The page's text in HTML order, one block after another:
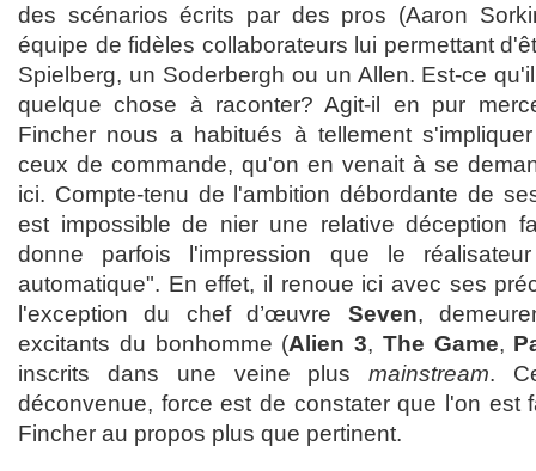
des scénarios écrits par des pros (Aaron
équipe de fidèles collaborateurs lui permettant
Spielberg, un Soderbergh ou un Allen. Est-ce
quelque chose à raconter? Agit-il en pur
Fincher nous a habitués à tellement
ceux de commande, qu'on en venait à se
ici. Compte-tenu de l'ambition débordante de
est impossible de nier une relative déception
donne parfois l'impression que le
automatique". En effet, il renoue ici avec ses
l'exception du chef d’œuvre Seven,
excitants du bonhomme (Alien 3, The Game,
inscrits dans une veine plusmainstream.
déconvenue, force est de constater que l'on
Fincher au propos plus que pertinent.